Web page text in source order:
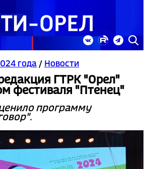
года / Новости
ГТРК "Орел"
фестиваля "Птенец"
программу